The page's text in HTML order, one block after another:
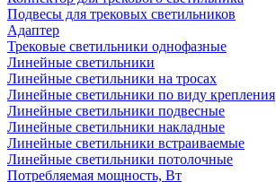
Подвесы для трековых светильников
Адаптер
Трековые светильники однофазные
Линейные светильники
Линейные светильники на тросах
Линейные светильники по виду крепления
Линейные светильники подвесные
Линейные светильники накладные
Линейные светильники встраиваемые
Линейные светильники потолочные
Потребляемая мощность, Вт